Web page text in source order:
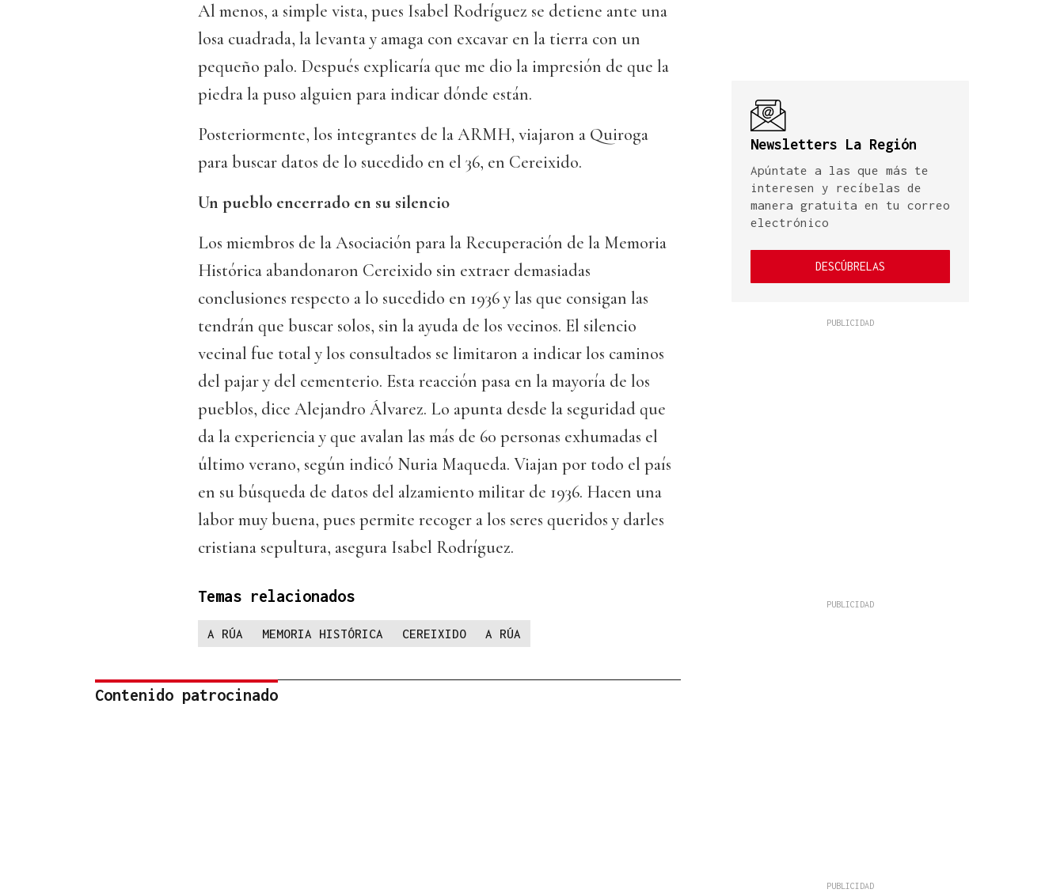
Al menos, a simple vista, pues Isabel Rodríguez se detiene ante una
losa cuadrada, la levanta y amaga con excavar en la tierra con un
pequeño palo. Después explicaría que me dio la impresión de que la
piedra la puso alguien para indicar dónde están.
Posteriormente, los integrantes de la ARMH, viajaron a Quiroga
para buscar datos de lo sucedido en el 36, en Cereixido.
Un pueblo encerrado en su silencio
Los miembros de la Asociación para la Recuperación de la Memoria
Histórica abandonaron Cereixido sin extraer demasiadas
conclusiones respecto a lo sucedido en 1936 y las que consigan las
tendrán que buscar solos, sin la ayuda de los vecinos. El silencio
vecinal fue total y los consultados se limitaron a indicar los caminos
del pajar y del cementerio. Esta reacción pasa en la mayoría de los
pueblos, dice Alejandro Álvarez. Lo apunta desde la seguridad que
da la experiencia y que avalan las más de 60 personas exhumadas el
último verano, según indicó Nuria Maqueda. Viajan por todo el país
en su búsqueda de datos del alzamiento militar de 1936. Hacen una
labor muy buena, pues permite recoger a los seres queridos y darles
cristiana sepultura, asegura Isabel Rodríguez.
Temas relacionados
A RÚA MEMORIA HISTÓRICA CEREIXIDO A RÚA
Contenido patrocinado
Newsletters La Región
Apúntate a las que más te
interesen y recíbelas de
manera gratuita en tu correo
electrónico
DESCÚBRELAS